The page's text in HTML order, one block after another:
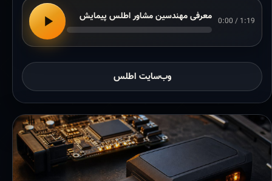
0:00 / 1:19 معرفی مهندسین مشاور اطلس پیمایش
وب‌سایت اطلس